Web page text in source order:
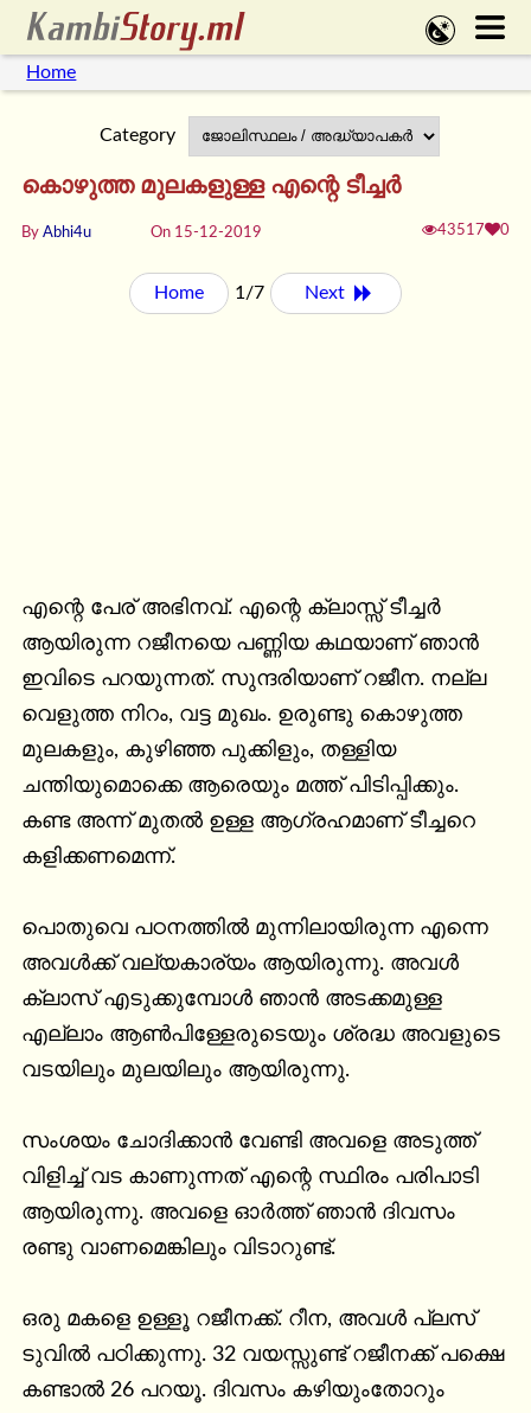
Home
Category
കൊഴുത്ത മുലകളുള്ള എന്റെ ടീച്ചർ
By Abhi4u On 15-12-2019 43517 0
Home 1/7 Next
എന്റെ പേര് അഭിനവ്. എന്റെ ക്ലാസ്സ് ടീച്ചർ
ആയിരുന്ന റജീനയെ പണ്ണിയ കഥയാണ് ഞാൻ
ഇവിടെ പറയുന്നത്. സുന്ദരിയാണ് റജീന. നല്ല
വെളുത്ത നിറം, വട്ട മുഖം. ഉരുണ്ടു കൊഴുത്ത
മുലകളും, കുഴിഞ്ഞ പുക്കിളും, തള്ളിയ
ചന്തിയുമൊക്കെ ആരെയും മത്ത് പിടിപ്പിക്കും.
കണ്ട അന്ന് മുതൽ ഉള്ള ആഗ്രഹമാണ് ടീച്ചറെ
കളിക്കണമെന്ന്.
പൊതുവെ പഠനത്തിൽ മുന്നിലായിരുന്ന എന്നെ
അവൾക്ക് വല്യകാര്യം ആയിരുന്നു. അവൾ
ക്ലാസ് എടുക്കുമ്പോൾ ഞാൻ അടക്കമുള്ള
എല്ലാം ആൺപിള്ളേരുടെയും ശ്രദ്ധ അവളുടെ
വടയിലും മുലയിലും ആയിരുന്നു.
സംശയം ചോദിക്കാൻ വേണ്ടി അവളെ അടുത്ത്
വിളിച്ച് വട കാണുന്നത് എന്റെ സ്ഥിരം പരിപാടി
ആയിരുന്നു. അവളെ ഓർത്ത് ഞാൻ ദിവസം
രണ്ടു വാണമെങ്കിലും വിടാറുണ്ട്.
ഒരു മകളെ ഉള്ളൂ റജീനക്ക്. റീന, അവൾ പ്ലസ്
ടുവിൽ പഠിക്കുന്നു. 32 വയസ്സുണ്ട് റജീനക്ക് പക്ഷെ
കണ്ടാൽ 26 പറയൂ. ദിവസം കഴിയുംതോറും